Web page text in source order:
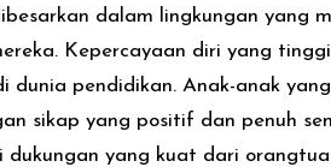
dalam lingkungan yang
Kepercayaan diri yang
dunia pendidikan. Anak-anak
sikap yang positif dan penuh
dukungan yang kuat dari